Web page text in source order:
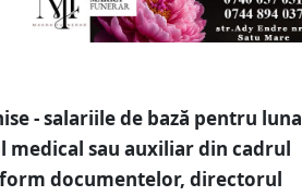
- salariile de bază pentru luna
medical sau auxiliar din cadrul
documentelor, directorul